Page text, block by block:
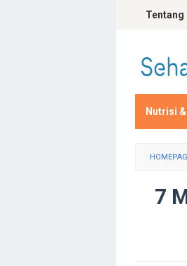
LoncatTentang
Nutrisi
7